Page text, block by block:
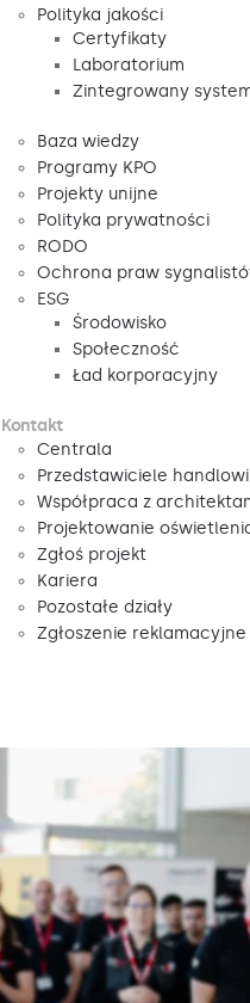
Polityka jakości
Certyfikaty
Laboratorium
Zintegrowany
Baza wiedzy
Programy KPO
Projekty unijne
Polityka prywatności
RODO
Ochrona praw
ESG
Środowisko
Społeczność
Ład korporacyjny
Kontakt
Centrala
Przedstawiciele handlowi
Współpraca z
Projektowanie
Zgłoś projekt
Kariera
Pozostałe działy
Zgłoszenie reklamacyjne